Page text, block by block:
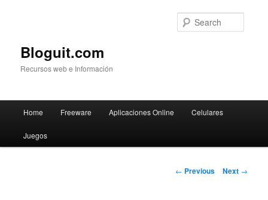
Bloguit.com
Recursos web e Información
Skip
to
Home Freeware Aplicaciones Online Celulares
Juegos
Post
← Previous Next →